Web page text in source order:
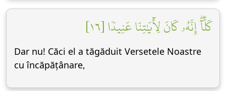
كَلَّآۖ إِنَّهُۥ كَانَ لِأٓيَٰتِنَا عَنِيدٗا [١٦]
Dar nu! Căci el a tăgăduit Versetele Noastre
cu încăpățânare,